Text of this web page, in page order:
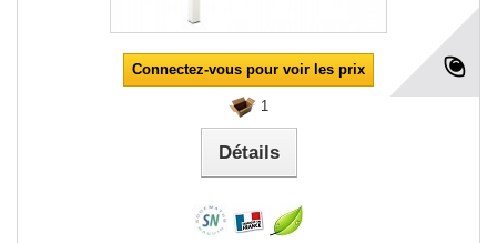
Connectez-vous pour voir les prix
1
Détails